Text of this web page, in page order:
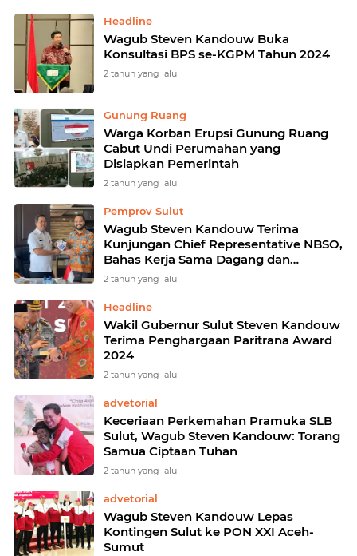
Headline
Wagub Steven Kandouw Buka
Konsultasi BPS se-KGPM Tahun 2024
2 tahun yang lalu
Gunung Ruang
Warga Korban Erupsi Gunung Ruang
Cabut Undi Perumahan yang
Disiapkan Pemerintah
2 tahun yang lalu
Pemprov Sulut
Wagub Steven Kandouw Terima
Kunjungan Chief Representative NBSO,
Bahas Kerja Sama Dagang dan
Investasi dengan Belanda
2 tahun yang lalu
Headline
Wakil Gubernur Sulut Steven Kandouw
Terima Penghargaan Paritrana Award
2024
2 tahun yang lalu
advetorial
Keceriaan Perkemahan Pramuka SLB
Sulut, Wagub Steven Kandouw: Torang
Samua Ciptaan Tuhan
2 tahun yang lalu
advetorial
Wagub Steven Kandouw Lepas
Kontingen Sulut ke PON XXI Aceh-
Sumut